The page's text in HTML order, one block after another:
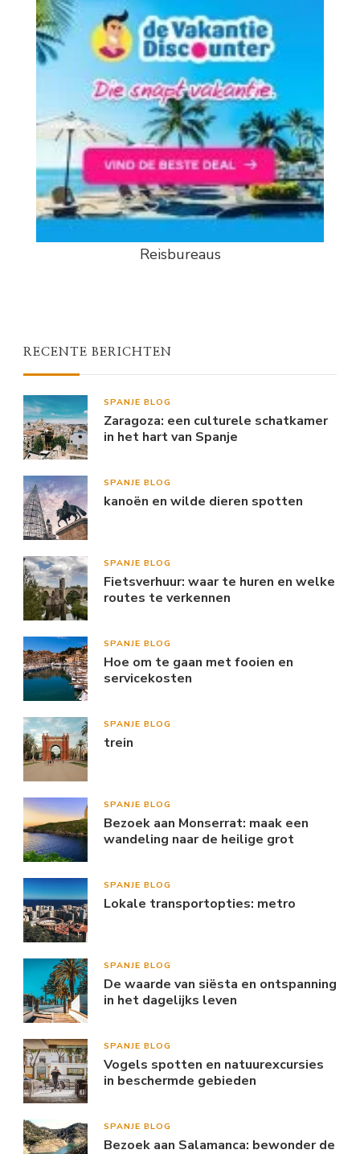
Reisbureaus
RECENTE BERICHTEN
SPANJE BLOG
Zaragoza: een culturele schatkamer
in het hart van Spanje
SPANJE BLOG
kanoën en wilde dieren spotten
SPANJE BLOG
Fietsverhuur: waar te huren en welke
routes te verkennen
SPANJE BLOG
Hoe om te gaan met fooien en
servicekosten
SPANJE BLOG
trein
SPANJE BLOG
Bezoek aan Monserrat: maak een
wandeling naar de heilige grot
SPANJE BLOG
Lokale transportopties: metro
SPANJE BLOG
De waarde van siësta en ontspanning
in het dagelijks leven
SPANJE BLOG
Vogels spotten en natuurexcursies
in beschermde gebieden
SPANJE BLOG
Bezoek aan Salamanca: bewonder de